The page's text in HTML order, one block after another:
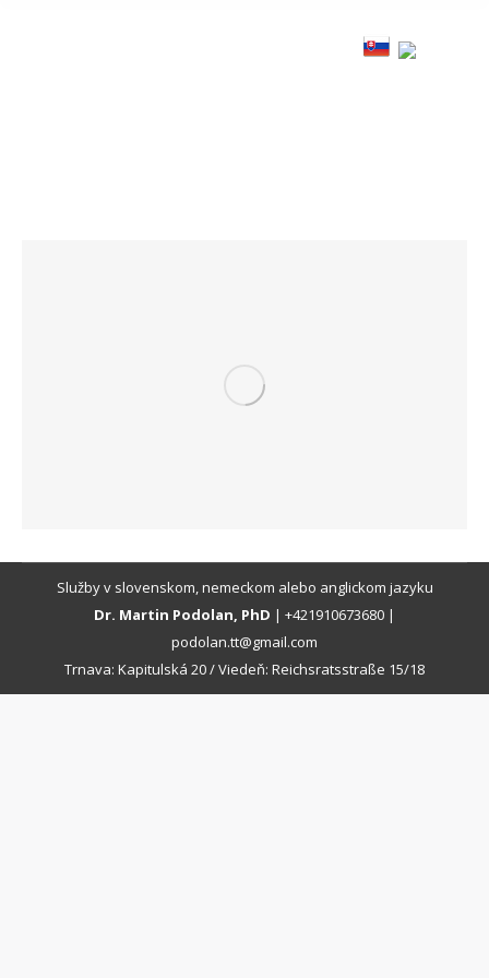
Služby v slovenskom, nemeckom alebo anglickom jazyku
Dr. Martin Podolan, PhD | +421910673680 |
podolan.tt@gmail.com
Trnava: Kapitulská 20 / Viedeň: Reichsratsstraße 15/18